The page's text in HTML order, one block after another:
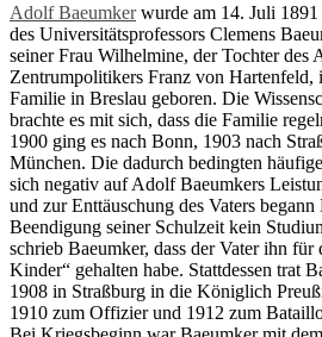
Adolf Baeumkerwurde am 14. Juli
des Universitätsprofessors Clemens
seiner Frau Wilhelmine, der Tochter des
Zentrumpolitikers Franz von Hartenfeld,
Familie in Breslau geboren. Die
brachte es mit sich, dass die Familie
1900 ging es nach Bonn, 1903 nach
München. Die dadurch bedingten
sich negativ auf Adolf Baeumkers
und zur Enttäuschung des Vaters begann
Beendigung seiner Schulzeit kein
schrieb Baeumker, dass der Vater ihn für
Kinder“ gehalten habe. Stattdessen trat
1908 in Straßburg in die Königlich
1910 zum Offizier und 1912 zum